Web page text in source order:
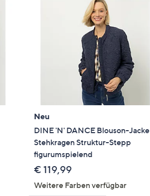
Neu
DINE 'N' DANCE Blouson-Jacke
Stehkragen Struktur-Stepp
figurumspielend
€ 119,99
Weitere Farben verfügbar